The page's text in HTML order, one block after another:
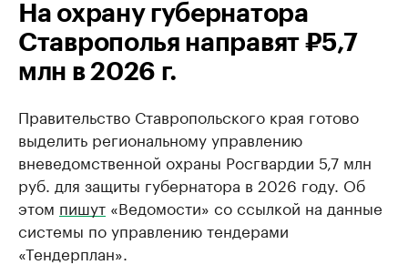
На охрану губернатора
Ставрополья направят ₽5,7
млн в 2026 г.
Правительство Ставропольского края готово
выделить региональному управлению
вневедомственной охраны Росгвардии 5,7 млн
руб. для защиты губернатора в 2026 году. Об
этом пишут «Ведомости» со ссылкой на данные
системы по управлению тендерами
«Тендерплан».